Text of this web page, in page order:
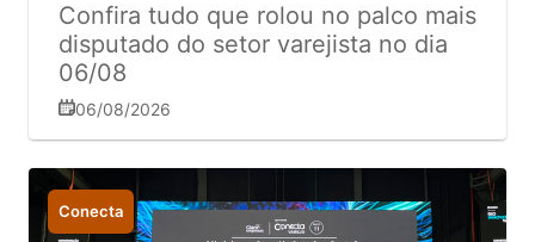
Confira tudo que rolou no palco mais
disputado do setor varejista no dia
06/08
06/08/2026
Conecta